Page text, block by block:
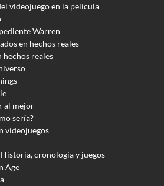
videojuego en la película
Warren
en hechos reales
hechos reales
al mejor
sería?
videojuegos
cronología y juegos
Age